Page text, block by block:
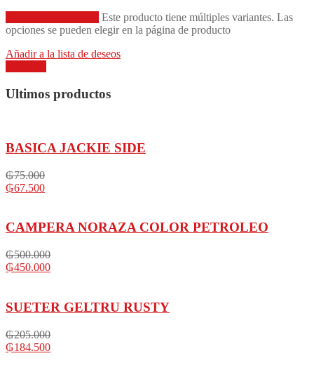
Este producto tiene múltiples variantes. Las
opciones se pueden elegir en la página de producto
Añadir a la lista de deseos
Ultimos productos
BASICA JACKIE SIDE
₲75.000
₲67.500
CAMPERA NORAZA COLOR PETROLEO
₲500.000
₲450.000
SUETER GELTRU RUSTY
₲205.000
₲184.500